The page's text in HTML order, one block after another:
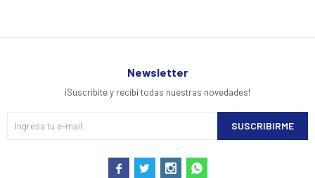
Newsletter
¡Suscribite y recibí todas nuestras novedades!
SUSCRIBIRME
   